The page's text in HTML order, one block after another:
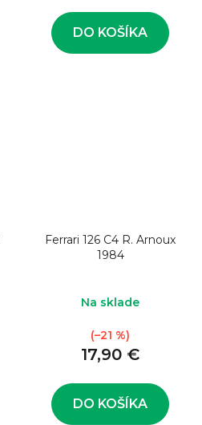
DO KOŠÍKA
Ferrari 126 C4 R. Arnoux
1984
Na sklade
17,90 €
(–21 %)
DO KOŠÍKA